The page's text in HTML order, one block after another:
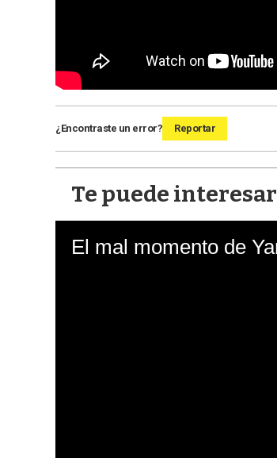
¿Encontraste un error? Reportar
Te puede interesar